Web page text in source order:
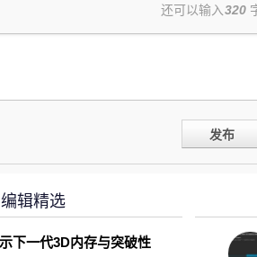
还可以输入320
发布
编辑精选
下一代3D内存与突破性